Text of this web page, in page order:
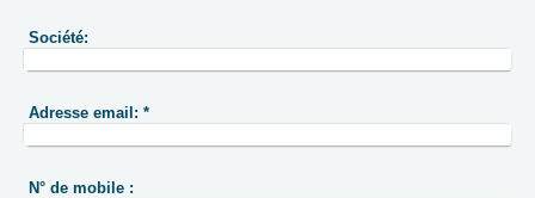
Société:
Adresse email: *
N° de mobile :